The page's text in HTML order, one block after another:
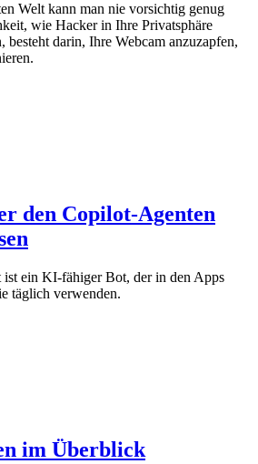
Welt kann man nie vorsichtig genug
wie Hacker in Ihre Privatsphäre
besteht darin, Ihre Webcam anzuzapfen,
den Copilot-Agenten
ein KI-fähiger Bot, der in den Apps
täglich verwenden.
im Überblick